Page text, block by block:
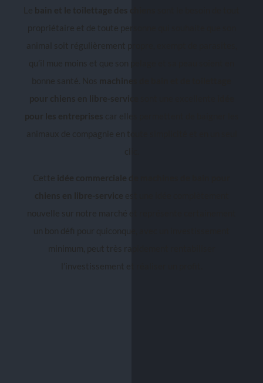
Le bain et le toilettage des chiens
propriétaire et de toute personne qui souhaite que son
animal soit régulièrement propre, exempt de parasites,
qu’il mue moins et que son pelage et sa peau soient en
bonne santé. Nos
machines de bain et de toilettage
pour chiens en libre-service
pour les entreprises car elles permettent de baigner les
animaux de compagnie en toute simplicité et en un seul
Cette idée commerciale
chiens en libre-service
est une idée complètement
nouvelle sur notre marché et représente certainement
un bon défi pour quiconque, avec un investissement
minimum, peut très rapidement rentabiliser
l’investissement et réaliser un profit.